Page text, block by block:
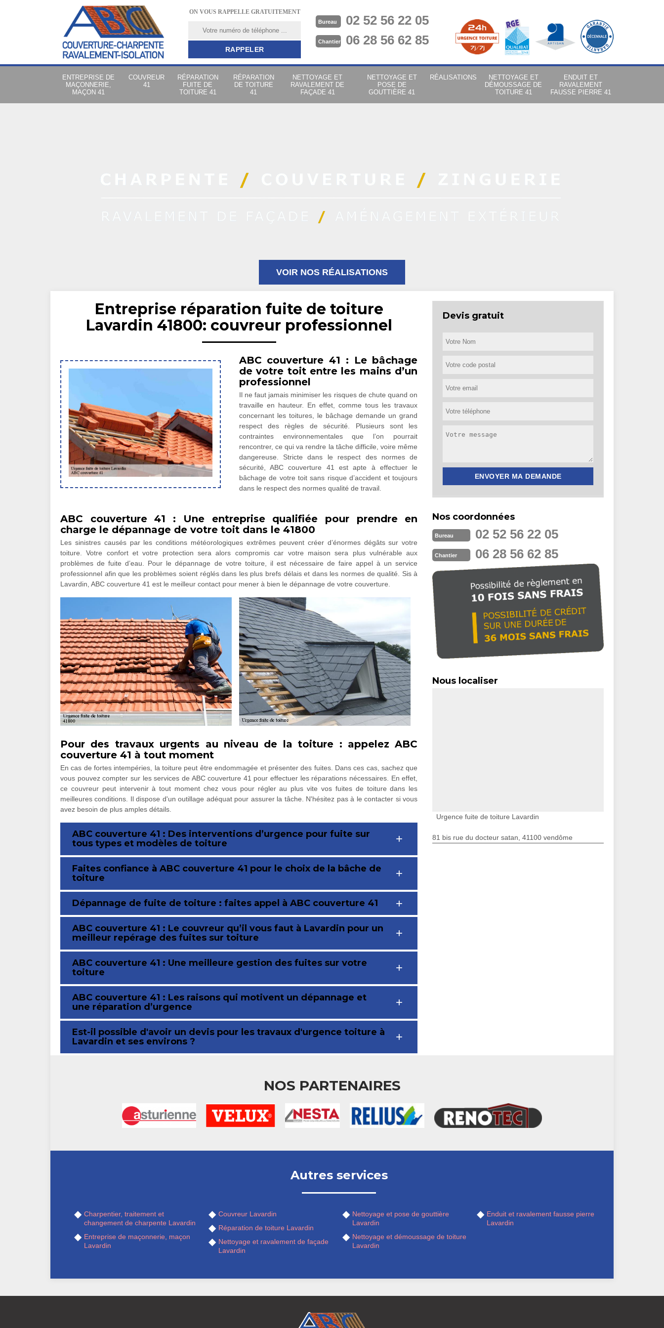
ON VOUS RAPPELLE GRATUITEMENT
Bureau 02 52 56 22 05
Chantier 06 28 56 62 85
ENTREPRISE DE
MAÇONNERIE,
MAÇON 41
COUVREUR
41
RÉPARATION
FUITE DE
TOITURE 41
RÉPARATION
DE TOITURE
41
NETTOYAGE ET
RAVALEMENT DE
FAÇADE 41
NETTOYAGE ET
POSE DE
GOUTTIÈRE 41
RÉALISATIONS
NETTOYAGE ET
DÉMOUSSAGE DE
TOITURE 41
ENDUIT ET
RAVALEMENT
FAUSSE PIERRE 41
VOIR NOS RÉALISATIONS
Entreprise réparation fuite de toiture
Lavardin 41800: couvreur professionnel
ABC couverture 41 : Le bâchage
de votre toit entre les mains d’un
professionnel
Il ne faut jamais minimiser les risques de chute quand on
travaille en hauteur. En effet, comme tous les travaux
concernant les toitures, le bâchage demande un grand
respect des règles de sécurité. Plusieurs sont les
contraintes environnementales que l’on pourrait
rencontrer, ce qui va rendre la tâche difficile, voire même
dangereuse. Stricte dans le respect des normes de
sécurité, ABC couverture 41 est apte à effectuer le
bâchage de votre toit sans risque d’accident et toujours
dans le respect des normes qualité de travail.
ABC couverture 41 : Une entreprise qualifiée pour prendre en
charge le dépannage de votre toit dans le 41800
Les sinistres causés par les conditions météorologiques extrêmes peuvent créer d’énormes dégâts sur votre
toiture. Votre confort et votre protection sera alors compromis car votre maison sera plus vulnérable aux
problèmes de fuite d’eau. Pour le dépannage de votre toiture, il est nécessaire de faire appel à un service
professionnel afin que les problèmes soient réglés dans les plus brefs délais et dans les normes de qualité. Sis à
Lavardin, ABC couverture 41 est le meilleur contact pour mener à bien le dépannage de votre couverture.
Pour des travaux urgents au niveau de la toiture : appelez ABC
couverture 41 à tout moment
En cas de fortes intempéries, la toiture peut être endommagée et présenter des fuites. Dans ces cas, sachez que
vous pouvez compter sur les services de ABC couverture 41 pour effectuer les réparations nécessaires. En effet,
ce couvreur peut intervenir à tout moment chez vous pour régler au plus vite vos fuites de toiture dans les
meilleures conditions. Il dispose d'un outillage adéquat pour assurer la tâche. N'hésitez pas à le contacter si vous
avez besoin de plus amples détails.
ABC couverture 41 : Des interventions d’urgence pour fuite sur
tous types et modèles de toiture
Faites confiance à ABC couverture 41 pour le choix de la bâche de
toiture
Dépannage de fuite de toiture : faites appel à ABC couverture 41
ABC couverture 41 : Le couvreur qu’il vous faut à Lavardin pour un
meilleur repérage des fuites sur toiture
ABC couverture 41 : Une meilleure gestion des fuites sur votre
toiture
ABC couverture 41 : Les raisons qui motivent un dépannage et
une réparation d’urgence
Est-il possible d'avoir un devis pour les travaux d'urgence toiture à
Lavardin et ses environs ?
Devis gratuit
Nos coordonnées
Bureau 02 52 56 22 05
Chantier 06 28 56 62 85
Nous localiser
Urgence fuite de toiture Lavardin
81 bis rue du docteur satan, 41100 vendôme
NOS PARTENAIRES
Autres services
Charpentier, traitement et
changement de charpente Lavardin
Entreprise de maçonnerie, maçon
Lavardin
Couvreur Lavardin
Réparation de toiture Lavardin
Nettoyage et ravalement de façade
Lavardin
Nettoyage et pose de gouttière
Lavardin
Nettoyage et démoussage de toiture
Lavardin
Enduit et ravalement fausse pierre
Lavardin